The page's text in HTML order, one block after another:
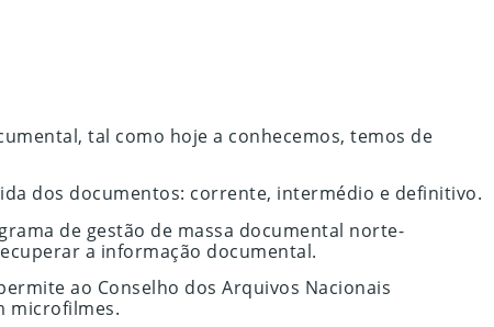
tal como hoje a conhecemos, temos de
dos documentos: corrente, intermédio e definitivo.
de gestão de massa documental norte-
a informação documental.
ao Conselho dos Arquivos Nacionais
microfilmes.